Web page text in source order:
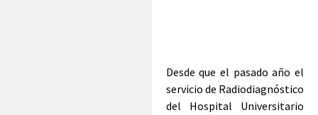
Desde que el pasado año el
servicio de Radiodiagnóstico
del Hospital Universitario